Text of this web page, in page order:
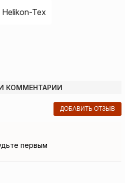
Helikon-Tex
КОММЕНТАРИИ
ДОБАВИТЬ ОТЗЫВ
первым